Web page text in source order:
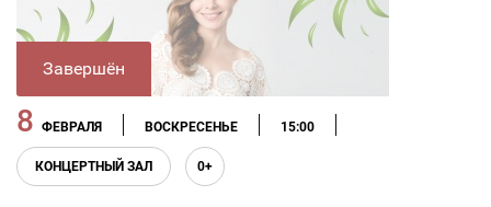
Завершён
8 ФЕВРАЛЯ ВОСКРЕСЕНЬЕ 15:00
КОНЦЕРТНЫЙ ЗАЛ 0+